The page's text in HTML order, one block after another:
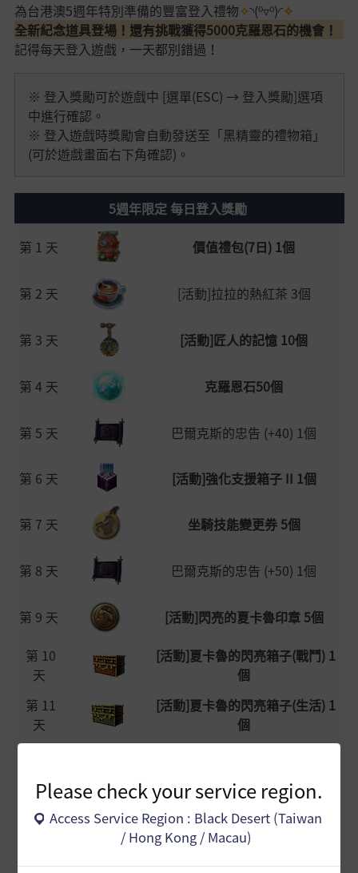
Please check your service region.
Access Service Region : Black Desert (Taiwan
/ Hong Kong / Macau)
為台港澳5週年特別準備的豐富登入禮物✧◝(⁰▿⁰)◜✧
全新紀念道具登場！還有挑戰獲得5000克羅恩石的機會！
記得每天登入遊戲，一天都別錯過！
※ 登入獎勵可於遊戲中 [選單(ESC) → 登入獎勵]選項
中進行確認。
※ 登入遊戲時獎勵會自動發送至「黑精靈的禮物箱」
(可於遊戲畫面右下角確認)。
5週年限定 每日登入獎勵
第 1 天
價值禮包(7日) 1個
第 2 天 [活動]拉拉的熱紅茶 3個
第 3 天 [活動]匠人的記憶 10個
第 4 天 克羅恩石50個
第 5 天 巴爾克斯的忠告 (+40) 1個
第 6 天 [活動]強化支援箱子 II 1個
第 7 天 坐騎技能變更券 5個
第 8 天 巴爾克斯的忠告 (+50) 1個
第 9 天
[活動]閃亮的夏卡魯印章 5個
第 10
天
[活動]夏卡魯的閃亮箱子(戰鬥) 1
個
第 11
天
[活動]夏卡魯的閃亮箱子(生活) 1
個
第 13
台港澳5週年紀念道具
火鍋組合